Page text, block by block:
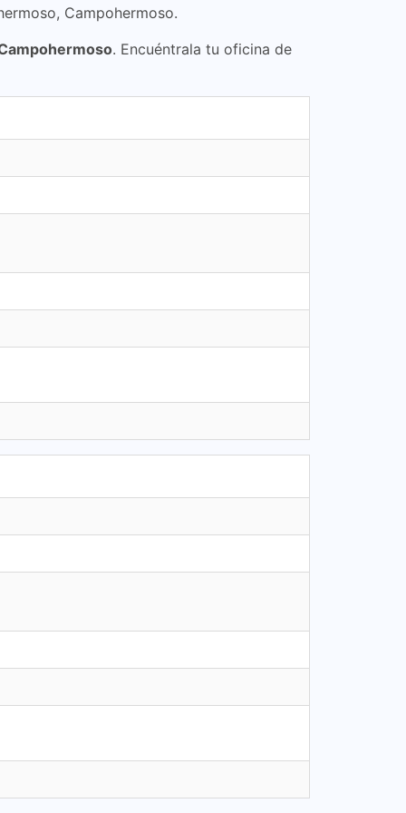
Campohermoso.
. Encuéntrala tu oficina de